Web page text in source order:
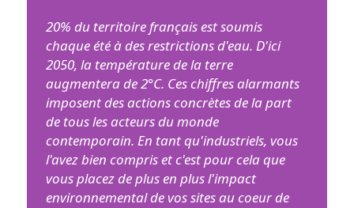
20% du territoire français est soumis
chaque été à des restrictions d'eau. D'ici
2050, la température de la terre
augmentera de 2°C. Ces chiffres alarmants
imposent des actions concrètes de la part
de tous les acteurs du monde
contemporain. En tant qu'industriels, vous
l'avez bien compris et c'est pour cela que
vous placez de plus en plus l'impact
environnemental de vos sites au coeur de